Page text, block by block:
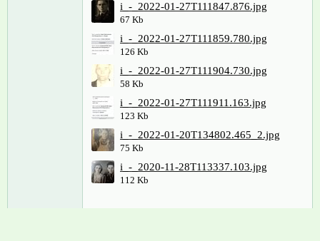
i_-_2022-01-27T111847.876.jpg
67 Kb
i_-_2022-01-27T111859.780.jpg
126 Kb
i_-_2022-01-27T111904.730.jpg
58 Kb
i_-_2022-01-27T111911.163.jpg
123 Kb
i_-_2022-01-20T134802.465_2.jpg
75 Kb
i_-_2020-11-28T113337.103.jpg
112 Kb